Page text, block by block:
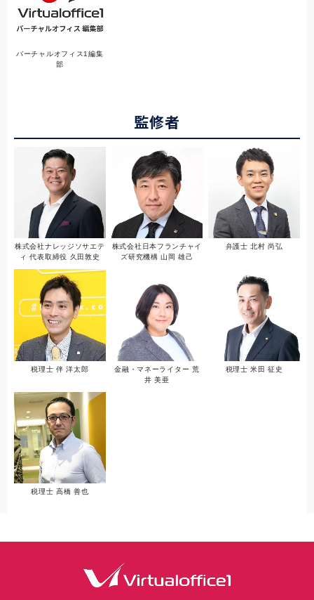
バーチャルオフィス1編集
部
監修者
株式会社ナレッジソサエテ
ィ 代表取締役 久田敦史
株式会社日本フランチャイ
ズ研究機構 山岡 雄己
弁護士 北村 尚弘
税理士 伴 洋太郎
金融・マネーライター 荒
井 美亜
税理士 米田 征史
税理士 高橋 善也